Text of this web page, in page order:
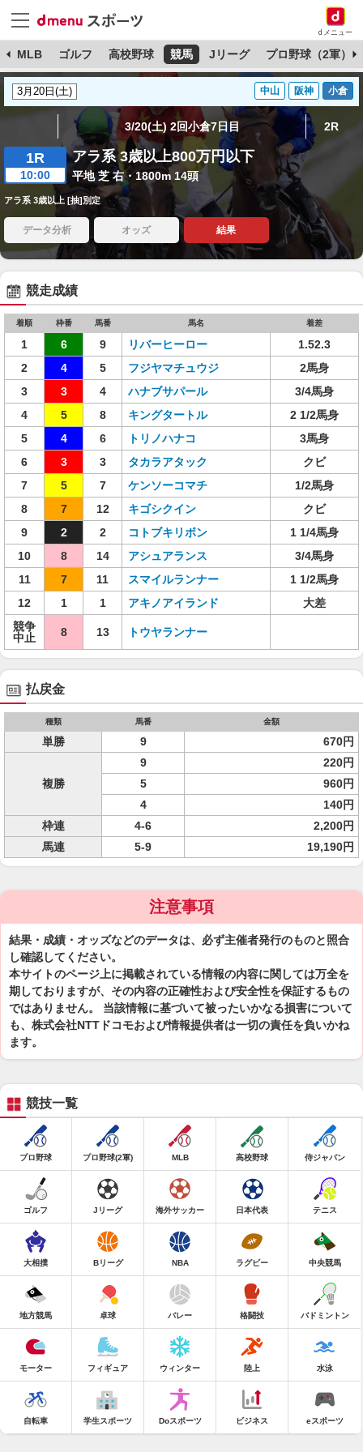
dメニュー
MLB ゴルフ 高校野球 競馬 Jリーグ プロ野球（2軍）
中山 阪神 小倉
3/20(土) 2回小倉7日目 2R
1R
10:00
アラ系 3歳以上800万円以下
平地 芝 右・1800m 14頭
アラ系 3歳以上 [抽]別定
データ分析 オッズ 結果
競走成績
着順 枠番 馬番 馬名 着差
1 6 9 リバーヒーロー
1.52.3
2
4 5 フジヤマチュウジ
2馬身
3
3 4 ハナブサパール
3/4馬身
4
5 8 キングタートル
2 1/2馬身
5
4 6 トリノハナコ
3馬身
6
3 3 タカラアタック
クビ
7
5 7 ケンソーコマチ
1/2馬身
8
7 12 キゴシクイン
クビ
9
2 2 コトブキリボン
1 1/4馬身
10
8 14 アシュアランス
3/4馬身
11
7 11 スマイルランナー
1 1/2馬身
12
1 1 アキノアイランド
大差
競争
中止
8 13 トウヤランナー
払戻金
種類 馬番 金額
単勝 9 670円
複勝
9
220円
5
960円
4
140円
枠連
4-6
2,200円
馬連
5-9 19,190円
注意事項
結果・成績・オッズなどのデータは、必ず主催者発行のものと照合
し確認してください。
本サイトのページ上に掲載されている情報の内容に関しては万全を
期しておりますが、その内容の正確性および安全性を保証するもの
ではありません。 当該情報に基づいて被ったいかなる損害について
も、株式会社NTTドコモおよび情報提供者は一切の責任を負いかね
ます。
競技一覧
プロ野球 プロ野球(2軍) MLB 高校野球 侍ジャパン
ゴルフ Jリーグ 海外サッカー 日本代表 テニス
大相撲 Bリーグ NBA ラグビー 中央競馬
地方競馬 卓球 バレー 格闘技 バドミントン
モーター フィギュア ウィンター 陸上 水泳
自転車 学生スポーツ Doスポーツ ビジネス eスポーツ